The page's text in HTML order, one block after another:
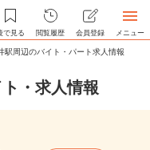
で見る 閲覧履歴 会員登録 メニュー
駅周辺のバイト・パート求人情報
・求人情報